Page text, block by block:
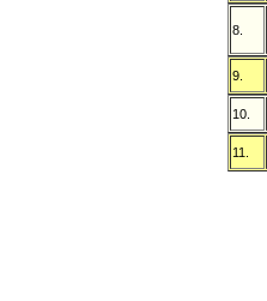
8.
9.
10.
11.